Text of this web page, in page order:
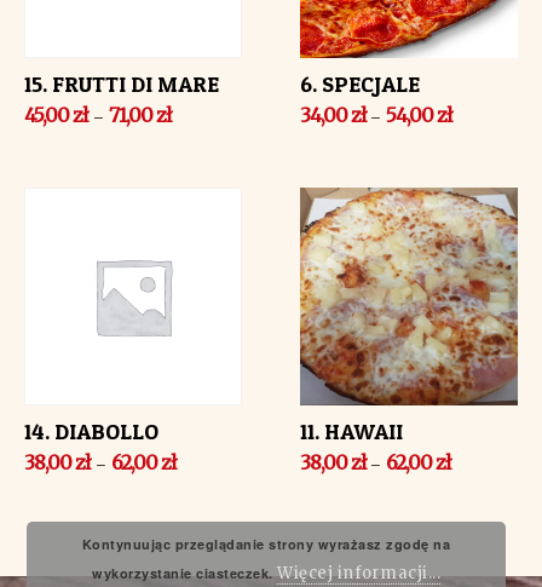
15. FRUTTI DI MARE
45,00zł– 71,00zł
6. SPECJALE
34,00zł–54,00zł
14. DIABOLLO
38,00zł– 62,00zł
11. HAWAII
38,00zł– 62,00zł
Kontynuując przeglądanie strony wyrażasz zgodę na
wykorzystanie ciasteczek.Więcej informacji...